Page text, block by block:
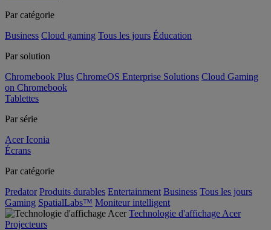
Par catégorie
Business Cloud gaming Tous les jours Éducation
Par solution
Chromebook Plus ChromeOS Enterprise Solutions Cloud Gaming
on Chromebook
Tablettes
Par série
Acer Iconia
Écrans
Par catégorie
Predator Produits durables Entertainment Business Tous les jours
Gaming SpatialLabs™ Moniteur intelligent
Technologie d'affichage Acer
Projecteurs